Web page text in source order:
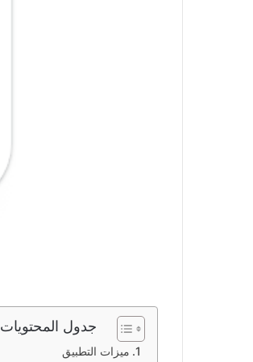
جدول المحتويات
ميزات التطبيق